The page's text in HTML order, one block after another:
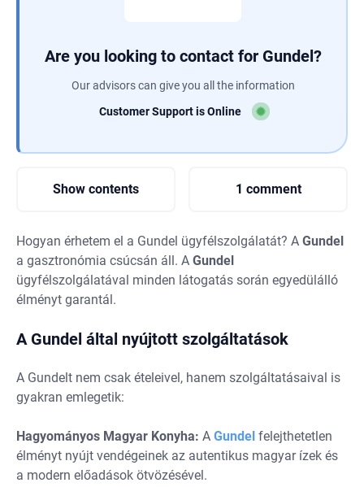
Are you looking to contact for Gundel?
Our advisors can give you all the information
Customer Support is Online
Show contents 1 comment
Hogyan érhetem el a Gundel ügyfélszolgálatát? A Gundel
a gasztronómia csúcsán áll. A Gundel
ügyfélszolgálatával minden látogatás során egyedülálló
élményt garantál.
A Gundel által nyújtott szolgáltatások
A Gundelt nem csak ételeivel, hanem szolgáltatásaival is
gyakran emlegetik:
Hagyományos Magyar Konyha: A Gundel felejthetetlen
élményt nyújt vendégeinek az autentikus magyar ízek és
a modern előadások ötvözésével.